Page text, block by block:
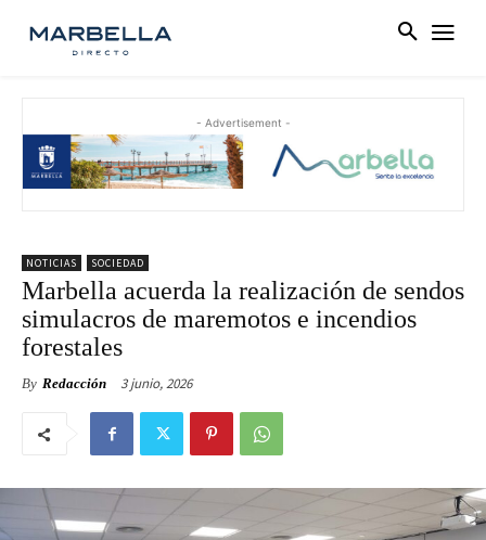
- Advertisement -
NOTICIAS SOCIEDAD
Marbella acuerda la realización de sendos
simulacros de maremotos e incendios
forestales
By Redacción 3 junio, 2026